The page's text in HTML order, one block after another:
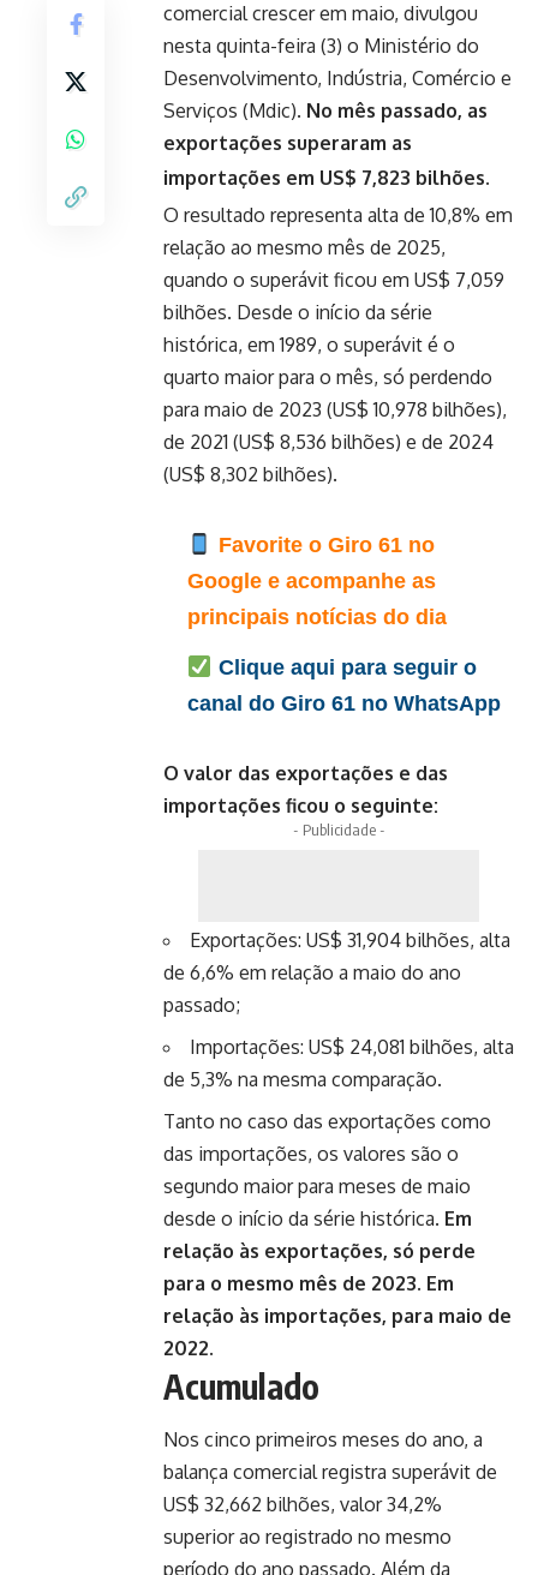
comercial crescer em maio, divulgou
nesta quinta-feira (3) o Ministério do
Desenvolvimento, Indústria, Comércio e
Serviços (Mdic). No mês passado, as
exportações superaram as
importações em US$ 7,823 bilhões.
O resultado representa alta de 10,8% em
relação ao mesmo mês de 2025,
quando o superávit ficou em US$ 7,059
bilhões. Desde o início da série
histórica, em 1989, o superávit é o
quarto maior para o mês, só perdendo
para maio de 2023 (US$ 10,978 bilhões),
de 2021 (US$ 8,536 bilhões) e de 2024
(US$ 8,302 bilhões).
Favorite o Giro 61 no
Google e acompanhe as
principais notícias do dia
Clique aqui para seguir o
canal do Giro 61 no WhatsApp
O valor das exportações e das
importações ficou o seguinte:
- Publicidade -
Exportações: US$ 31,904 bilhões, alta
de 6,6% em relação a maio do ano
passado;
Importações: US$ 24,081 bilhões, alta
de 5,3% na mesma comparação.
Tanto no caso das exportações como
das importações, os valores são o
segundo maior para meses de maio
desde o início da série histórica. Em
relação às exportações, só perde
para o mesmo mês de 2023. Em
relação às importações, para maio de
2022.
Acumulado
Nos cinco primeiros meses do ano, a
balança comercial registra superávit de
US$ 32,662 bilhões, valor 34,2%
superior ao registrado no mesmo
período do ano passado. Além da